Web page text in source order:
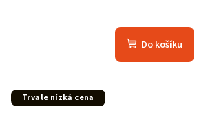
hodnocení
produktu
Do košíku
Trvale nízká cena